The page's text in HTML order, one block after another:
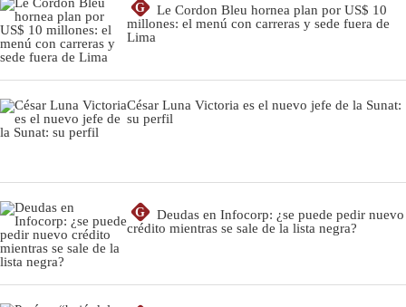
G
Le Cordon Bleu hornea plan por US$ 10
millones: el menú con carreras y sede fuera de
Lima
César Luna Victoria es el nuevo jefe de la Sunat:
su perfil
G
Deudas en Infocorp: ¿se puede pedir nuevo
crédito mientras se sale de la lista negra?